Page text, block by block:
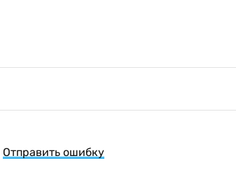
Отправить ошибку